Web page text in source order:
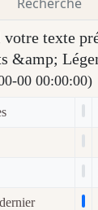
votre texte
&amp;
00 00:00:00)